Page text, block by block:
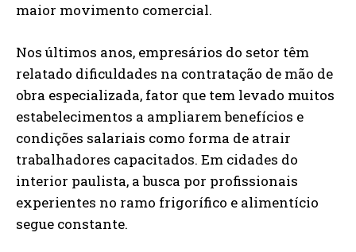
maior movimento comercial.
Nos últimos anos, empresários do setor têm
relatado dificuldades na contratação de mão de
obra especializada, fator que tem levado muitos
estabelecimentos a ampliarem benefícios e
condições salariais como forma de atrair
trabalhadores capacitados. Em cidades do
interior paulista, a busca por profissionais
experientes no ramo frigorífico e alimentício
segue constante.